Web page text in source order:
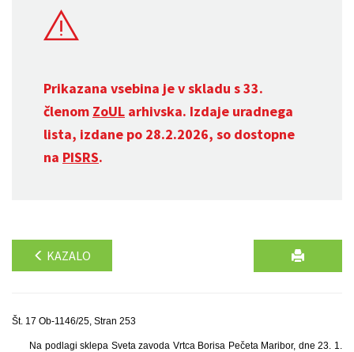
Prikazana vsebina je v skladu s 33.
členom ZoUL arhivska. Izdaje uradnega
lista, izdane po 28.2.2026, so dostopne
na PISRS.
KAZALO
Št. 17 Ob-1146/25, Stran 253
Na podlagi sklepa Sveta zavoda Vrtca Borisa Pečeta Maribor, dne 23. 1.